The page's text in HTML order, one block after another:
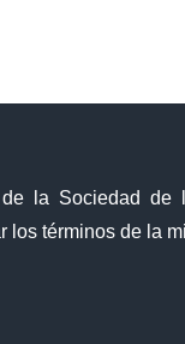
la Sociedad de
los términos de la